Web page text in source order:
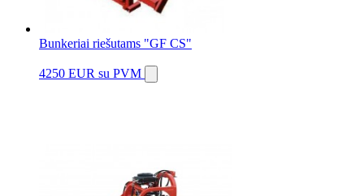
Bunkeriai riešutams "GF CS"
4250 EUR su PVM